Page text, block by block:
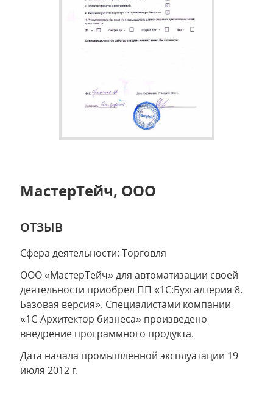
МастерТейч, ООО
ОТЗЫВ
Сфера деятельности: Торговля
ООО «МастерТейч» для автоматизации своей
деятельности приобрел ПП «1С:Бухгалтерия 8.
Базовая версия». Специалистами компании
«1C-Архитектор бизнеса» произведено
внедрение программного продукта.
Дата начала промышленной эксплуатации 19
июля 2012 г.